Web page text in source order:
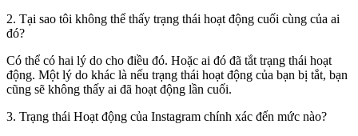
2. Tại sao tôi không thể thấy trạng thái hoạt động cuối cùng của ai
đó?
Có thể có hai lý do cho điều đó. Hoặc ai đó đã tắt trạng thái hoạt
động. Một lý do khác là nếu trạng thái hoạt động của bạn bị tắt, bạn
cũng sẽ không thấy ai đã hoạt động lần cuối.
3. Trạng thái Hoạt động của Instagram chính xác đến mức nào?